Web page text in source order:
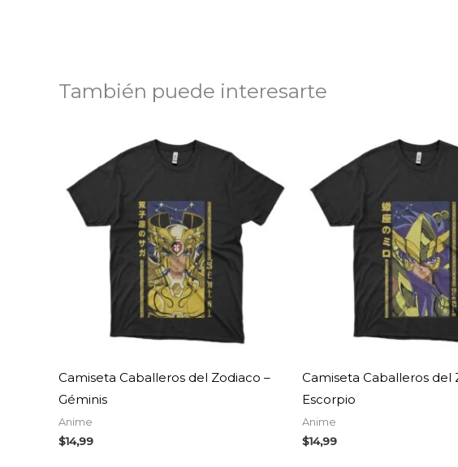
También puede interesarte
Camiseta Caballeros del Zodiaco –
Géminis
Anime
$14,99
Camiseta Caballeros del
Escorpio
Anime
$14,99